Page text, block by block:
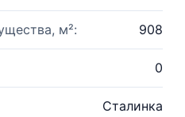
м²: 908
0
Сталинка